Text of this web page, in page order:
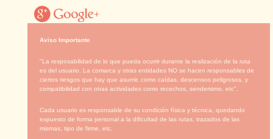
Aviso Importante
"La resposabilidad de lo que pueda ocurrir durante la realización de la ruta
es del usuario. La comarca y otras entidades NO se hacen responsables de
ciertos riesgos que hay que asumir, como caídas, descensos peligrosos, y
compatibilidad con otras actividades como recechos, senderismo, etc".
Cada usuario es responsable de su condición física y técnica, quedando
expuesto de forma personal a la dificultad de las rutas, trazados de las
mismas, tipo de firme, etc.